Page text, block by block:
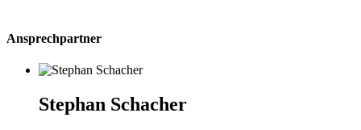
Ansprechpartner
Stephan Schacher